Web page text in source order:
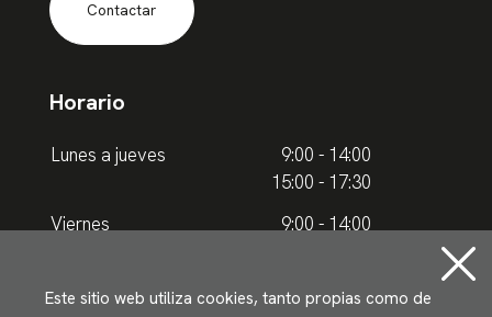
Contactar
Horario
Lunes a jueves
9:00 - 14:00
15:00 - 17:30
Viernes
9:00 - 14:00
Horario de verano
Este sitio web utiliza cookies, tanto propias como de